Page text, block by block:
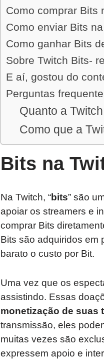
Como comprar Bits
Como enviar Bits
Como ganhar Bits
Sobre Twitch Bits-
E aí, gostou do
Perguntas
Quanto a
Como que a
Bits na
Na Twitch, “bits” são
apoiar os streamers e
comprar Bits
Bits são adquiridos em
barato o custo por Bit.
Uma vez que os
assistindo. Essas
monetização de suas
transmissão, eles
muitas vezes são
expressem apoio e